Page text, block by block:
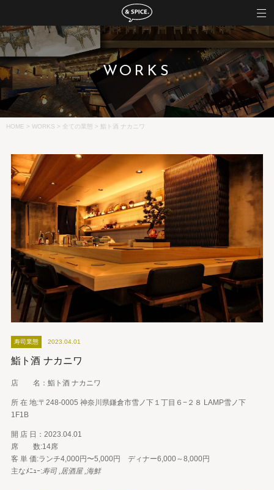
WORKS
HOME > WORKS > 全ての業態 > 鮨ト酒 ナカニワ
寿司業態 2023.04.01
鮨ト酒 ナカニワ
店 名：鮨ト酒 ナカニワ
所 在 地:〒248-0005 神奈川県鎌倉市雪ノ下１丁目６−２８ LAMP雪ノ下
1F1B
開 店 日：2023.04.01
席 数:14席
客 単 価:ランチ4,000円〜5,000円 ディナー6,000～8,000円
主なﾒﾆｭｰ:寿司 ,居酒屋 ,海鮮